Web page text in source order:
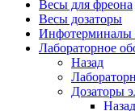
Весы для фреона
Весы дозаторы
Инфотерминалы
Лабораторное
Назад
Дозаторы
Назад